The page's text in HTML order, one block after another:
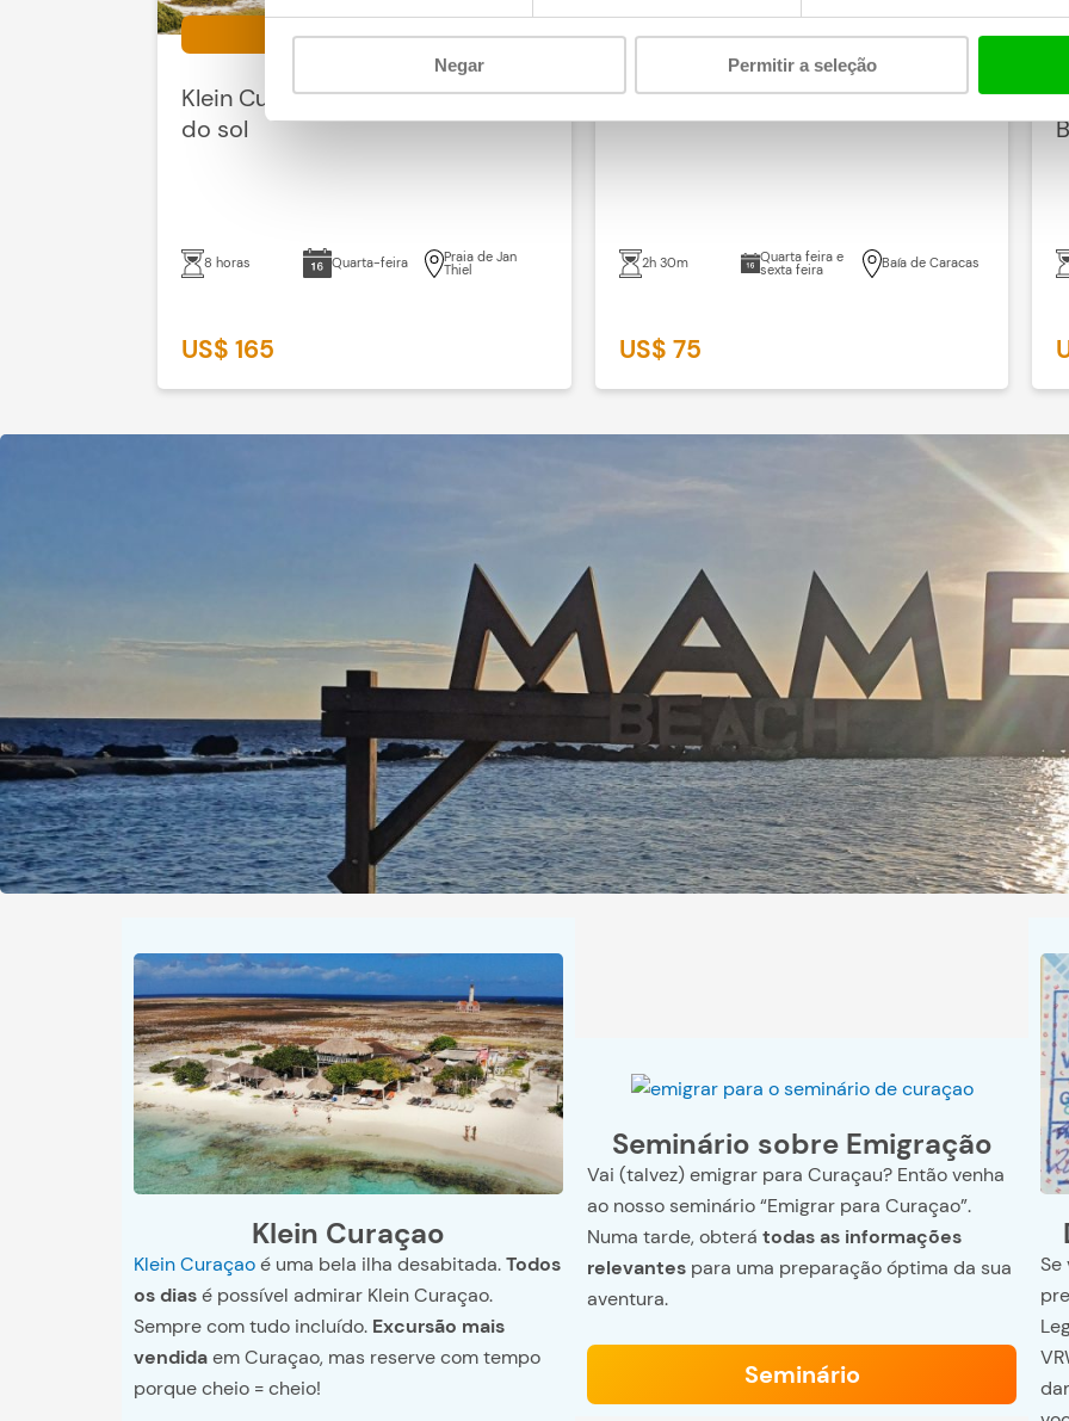
Negar Permitir a seleção
Klein
Klein Curaçao e cruzeiro ao pôr
do sol
8 horas Quarta-feira Praia de Jan
Thiel
US$ 165
Prazer romântico
Vela ao pôr do sol
2h 30m Quarta feira e
sexta feira Baía de Caracas
US$ 75
Klein Curaçao
Klein Curaçaoé uma bela ilha desabitada.Todos
os diasé possível admirar Klein Curaçao.
Sempre com tudo incluído. Excursão mais
vendidaem Curaçao, mas reserve com tempo
porque cheio = cheio!
Seminário sobre Emigração
Vai (talvez) emigrar para Curaçau? Então venha
ao nosso seminário “Emigrar para Curaçao”.
Numa tarde, obterá todas as informações
relevantes para uma preparação óptima da sua
aventura.
Seminário
Se